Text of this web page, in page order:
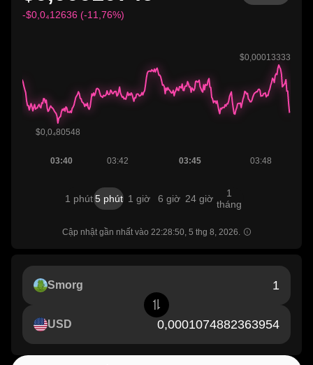
-$0,0₄12636 (-11,76%)
1 phút 5 phút 1 giờ 6 giờ 24 giờ
1
tháng
Cập nhật gần nhất vào 22:28:50, 5 thg 8, 2026.
Smorg
USD